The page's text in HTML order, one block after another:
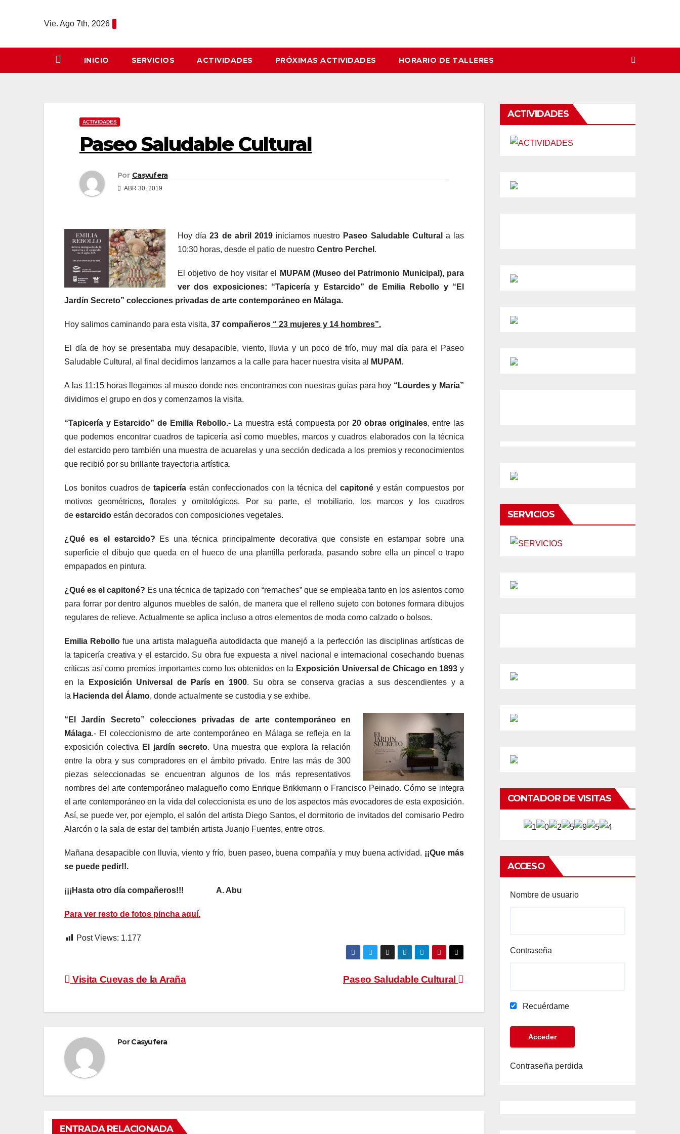
Vie. Ago 7th, 2026
INICIO SERVICIOS ACTIVIDADES PRÓXIMAS ACTIVIDADES HORARIO DE TALLERES
ACTIVIDADES
Paseo Saludable Cultural
Por Casyufera
ABR 30, 2019
Hoy día23 de abril 2019iniciamos nuestro Paseo Saludable Cultural a las
10:30 horas, desde el patio de nuestro Centro Perchel .
El objetivo de hoy visitar el MUPAM (Museo del Patrimonio Municipal),para
ver dos exposiciones: “Tapicería y Estarcido” de Emilia Rebollo y “ El
Jardín Secreto” colecciones privadas de arte contemporáneo en Málaga.
Hoy salimos caminando para esta visita, 37 compañeros “ 23 mujeres y 14 hombres”.
El día de hoy se presentaba muy desapacible, viento, lluvia y un poco de frío, muy mal día para el Paseo
Saludable Cultural, al final decidimos lanzarnos a la calle para hacer nuestra visita al
MUPAM.
A las 11:15 horas llegamos al museo donde nos encontramos con nuestras guías para hoy “Lourdes y María”
dividimos el grupo en dos y comenzamos la visita.
“Tapicería y Estarcido” de Emilia Rebollo.- La muestra está compuesta por20 obras originales, entre las
que podemos encontrar cuadros de tapicería así como muebles, marcos y cuadros elaborados con la técnica
del estarcido pero también una muestra de acuarelas y una sección dedicada a los premios y reconocimientos
que recibió por su brillante trayectoria artística.
Los bonitos cuadros detapicería están confeccionados con la técnica del capitonéy están compuestos por
motivos geométricos, florales y ornitológicos. Por su parte, el mobiliario, los marcos y los cuadros
de estarcido están decorados con composiciones vegetales.
¿Qué es el estarcido? Es una técnica principalmente decorativa que consiste en estampar sobre una
superficie el dibujo que queda en el hueco de una plantilla perforada, pasando sobre ella un pincel o trapo
empapados en pintura.
¿Qué es el capitoné? Es una técnica de tapizado con “remaches” que se empleaba tanto en los asientos como
para forrar por dentro algunos muebles de salón, de manera que el relleno sujeto con botones formara dibujos
regulares de relieve. Actualmente se aplica incluso a otros elementos de moda como calzado o bolsos.
Emilia Rebollo fue una artista malagueña autodidacta que manejó a la perfección las disciplinas artísticas de
la tapicería creativa y el estarcido. Su obra fue expuesta a nivel nacional e internacional cosechando buenas
críticas así como premios importantes como los obtenidos en la Exposición Universal de Chicago en 1893 y
en la
Exposición Universal de París en 1900. Su obra se conserva gracias a sus descendientes y a
la Hacienda del Álamo, donde actualmente se custodia y se exhibe.
“El Jardín Secreto” colecciones privadas de arte contemporáneo en
Málaga.- El coleccionismo de arte contemporáneo en Málaga se refleja en la
exposición colectiva
El jardín secreto. Una muestra que explora la relación
entre la obra y sus compradores en el ámbito privado. Entre las más de 300
piezas seleccionadas se encuentran algunos de los más representativos
nombres del arte contemporáneo malagueño como Enrique Brikkmann o Francisco Peinado. Cómo se integra
el arte contemporáneo en la vida del coleccionista es uno de los aspectos más evocadores de esta exposición.
Así, se puede ver, por ejemplo, el salón del artista Diego Santos, el dormitorio de invitados del comisario Pedro
Alarcón o la sala de estar del también artista Juanjo Fuentes, entre otros.
Mañana desapacible con lluvia, viento y frío, buen paseo, buena compañía y muy buena actividad. ¡¡Que más
se puede pedir!!.
¡¡¡Hasta otro día compañeros!!! A. Abu
Para ver resto de fotos pincha aquí.
Post Views: 1.177
Navegación
Paseo Saludable Cultural
Visita Cuevas de la Araña
PorCasyufera
ENTRADA RELACIONADA
ACTIVIDADES
SERVICIOS
CONTADOR DE VISITAS
ACCESO
Nombre de usuario
Contraseña
Recuérdame
Contraseña perdida